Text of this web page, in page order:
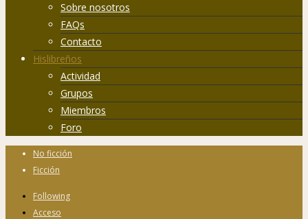
Sobre nosotros
FAQs
Contacto
Hislibreños
Actividad
Grupos
Miembros
Foro
No ficción
Ficción
Following
Acceso